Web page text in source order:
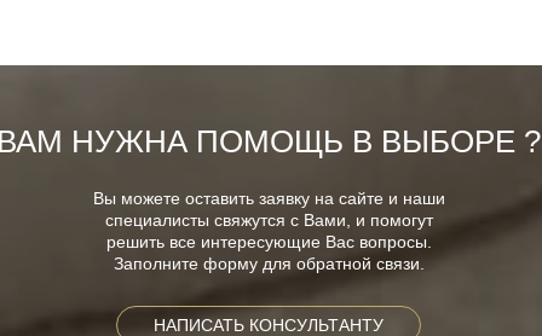
НУЖНА ПОМОЩЬ В ВЫБОРЕ ?
Вы можете оставить заявку на сайте и наши
специалисты свяжутся с Вами, и помогут
решить все интересующие Вас вопросы.
Заполните форму для обратной связи.
НАПИСАТЬ КОНСУЛЬТАНТУ